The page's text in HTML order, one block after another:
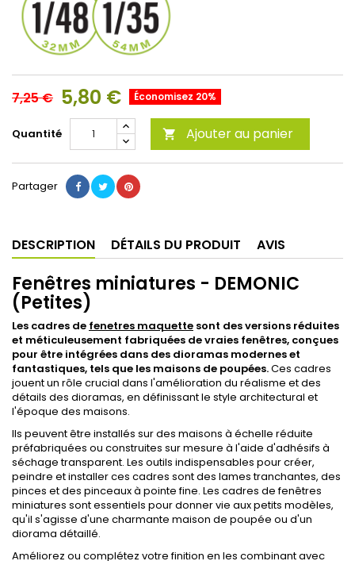
7,25 € 5,80 € Économisez 20%
Quantité  Ajouter au panier
Partager
DESCRIPTION DÉTAILS DU PRODUIT AVIS
Fenêtres miniatures - DEMONIC
(Petites)
Les cadres de fenetres maquette sont des versions réduites
et méticuleusement fabriquées de vraies fenêtres, conçues
pour être intégrées dans des dioramas modernes et
fantastiques, tels que les maisons de poupées.Ces cadres
jouent un rôle crucial dans l'amélioration du réalisme et des
détails des dioramas, en définissant le style architectural et
l'époque des maisons.
Ils peuvent être installés sur des maisons à échelle réduite
préfabriquées ou construites sur mesure à l'aide d'adhésifs à
séchage transparent. Les outils indispensables pour créer,
peindre et installer ces cadres sont des lames tranchantes, des
pinces et des pinceaux à pointe fine. Les cadres de fenêtres
miniatures sont essentiels pour donner vie aux petits modèles,
qu'il s'agisse d'une charmante maison de poupée ou d'un
diorama détaillé.
Améliorez ou complétez votre finition en les combinant avec